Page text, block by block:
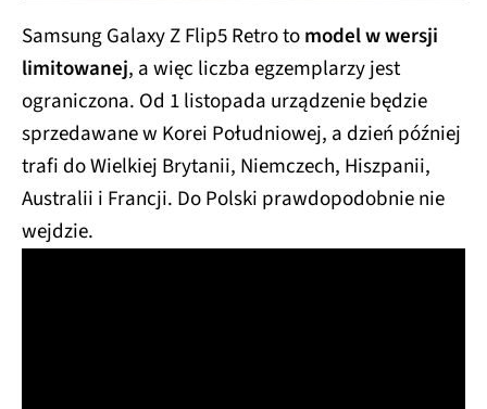
Samsung Galaxy Z Flip5 Retro tomodel w wersji
limitowanej, a więc liczba egzemplarzy jest
ograniczona. Od 1 listopada urządzenie będzie
sprzedawane w Korei Południowej, a dzień później
trafi do Wielkiej Brytanii, Niemczech, Hiszpanii,
Australii i Francji. Do Polski prawdopodobnie nie
wejdzie.